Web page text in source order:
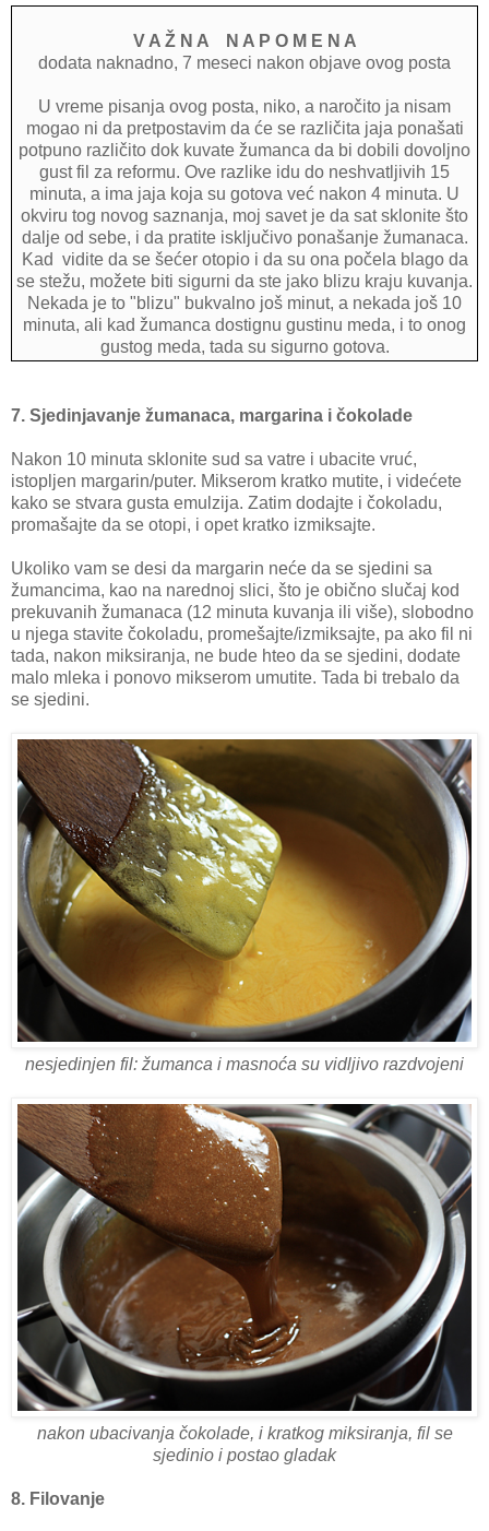
V A Ž N A N A P O M E N A
dodata naknadno, 7 meseci nakon objave ovog posta
U vreme pisanja ovog posta, niko, a naročito ja nisam
mogao ni da pretpostavim da će se različita jaja ponašati
potpuno različito dok kuvate žumanca da bi dobili dovoljno
gust fil za reformu. Ove razlike idu do neshvatljivih 15
minuta, a ima jaja koja su gotova već nakon 4 minuta. U
okviru tog novog saznanja, moj savet je da sat sklonite što
dalje od sebe, i da pratite isključivo ponašanje žumanaca.
Kad vidite da se šećer otopio i da su ona počela blago da
se stežu, možete biti sigurni da ste jako blizu kraju kuvanja.
Nekada je to "blizu" bukvalno još minut, a nekada još 10
minuta, ali kad žumanca dostignu gustinu meda, i to onog
gustog meda, tada su sigurno gotova.
7. Sjedinjavanje žumanaca, margarina i čokolade
Nakon 10 minuta sklonite sud sa vatre i ubacite vruć,
istopljen margarin/puter. Mikserom kratko mutite, i videćete
kako se stvara gusta emulzija. Zatim dodajte i čokoladu,
promašajte da se otopi, i opet kratko izmiksajte.
Ukoliko vam se desi da margarin neće da se sjedini sa
žumancima, kao na narednoj slici, što je obično slučaj kod
prekuvanih žumanaca (12 minuta kuvanja ili više), slobodno
u njega stavite čokoladu, promešajte/izmiksajte, pa ako fil ni
tada, nakon miksiranja, ne bude hteo da se sjedini, dodate
malo mleka i ponovo mikserom umutite. Tada bi trebalo da
se sjedini.
nesjedinjen fil: žumanca i masnoća su vidljivo razdvojeni
nakon ubacivanja čokolade, i kratkog miksiranja, fil se
sjedinio i postao gladak
8. Filovanje